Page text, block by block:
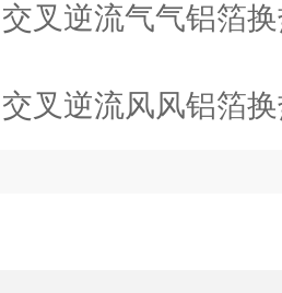
交叉逆流气气铝箔换
交叉逆流风风铝箔换